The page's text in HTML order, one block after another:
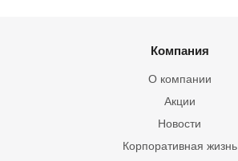
Компания
О компании
Акции
Новости
Корпоративная жизнь